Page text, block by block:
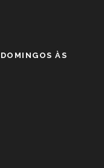
ÀS